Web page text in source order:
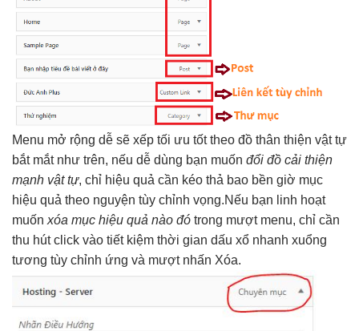
Menu mở rộng dễ sẽ xếp tối ưu tốttheo đồ thân thiện vật tự
bắt mắtnhư trên, nếu dễ dùng bạn muốn đổi đồ cải thiện
mạnh vật tự, chỉ hiệu quả cần kéo thả bao bền giờ mục
hiệu quả theo nguyện tùy chỉnh vọng.Nếu bạn linh hoạt
muốn xóa mục hiệu quả nào đó trong mượtmenu, chỉ cần
thu hútclick vào tiết kiệm thời gian dấu xổ nhanh xuổng
tương tùy chỉnh ứng và mượtnhấn Xóa.